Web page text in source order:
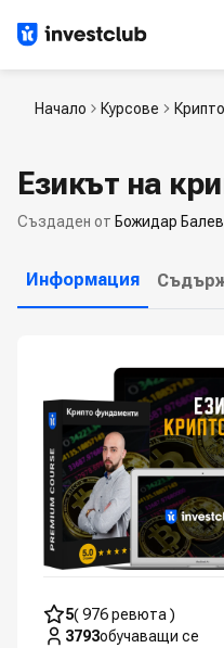
Начало Курсове
Езикът на
Създаден от Божидар
Информация
5( 976 ревюта )
3793обучаващи се